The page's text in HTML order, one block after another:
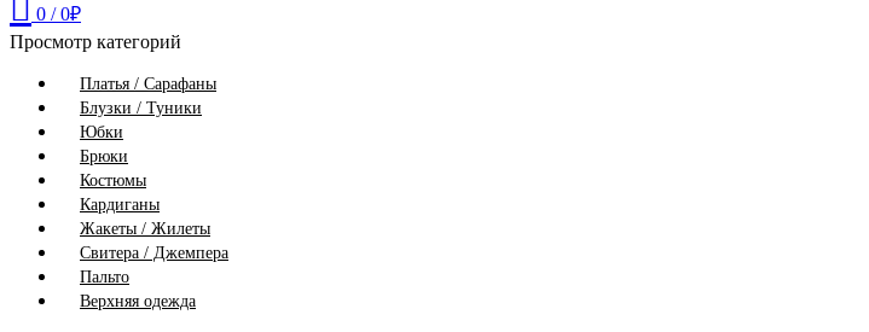
0 / 0₽
Просмотр категорий
Платья / Сарафаны
Блузки / Туники
Юбки
Брюки
Костюмы
Кардиганы
Жакеты / Жилеты
Свитера / Джемпера
Пальто
Верхняя одежда